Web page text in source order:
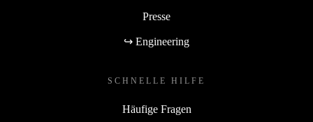
Presse
↪ Engineering
SCHNELLE HILFE
Häufige Fragen